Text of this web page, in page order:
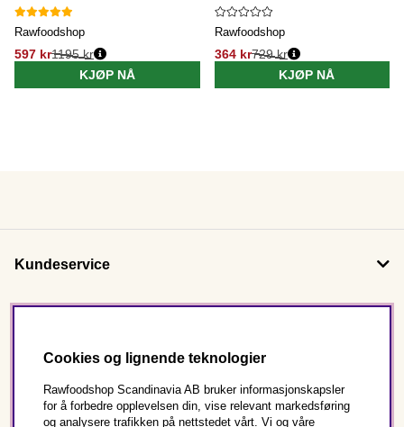
Rawfoodshop
597 kr1195 kr
KJØP NÅ
Rawfoodshop
364 kr729 kr
KJØP NÅ
Kundeservice
Cookies og lignende teknologier
Rawfoodshop Scandinavia AB bruker informasjonskapsler
for å forbedre opplevelsen din, vise relevant markedsføring
og analysere trafikken på nettstedet vårt. Vi og våre